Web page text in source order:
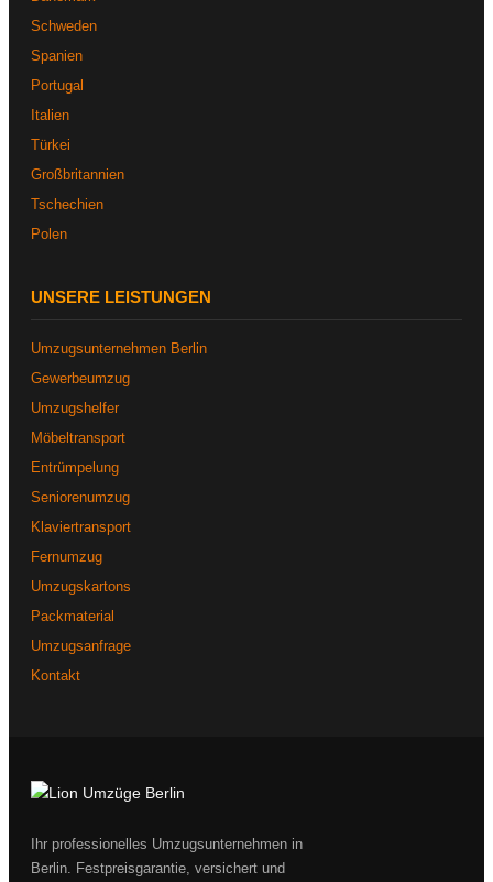
Schweden
Spanien
Portugal
Italien
Türkei
Großbritannien
Tschechien
Polen
UNSERE LEISTUNGEN
Umzugsunternehmen Berlin
Gewerbeumzug
Umzugshelfer
Möbeltransport
Entrümpelung
Seniorenumzug
Klaviertransport
Fernumzug
Umzugskartons
Packmaterial
Umzugsanfrage
Kontakt
Ihr professionelles Umzugsunternehmen in
Berlin. Festpreisgarantie, versichert und